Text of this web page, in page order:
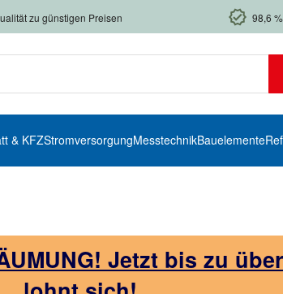
zu günstigen Preisen 98,6
& KFZStromversorgungMesstechnikBauelemente
Jetzt bis zu